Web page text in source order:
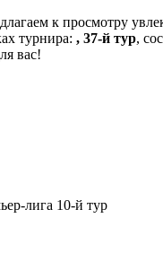
к просмотру
турнира: , 37-й тур,
вас!
лига 10-й тур